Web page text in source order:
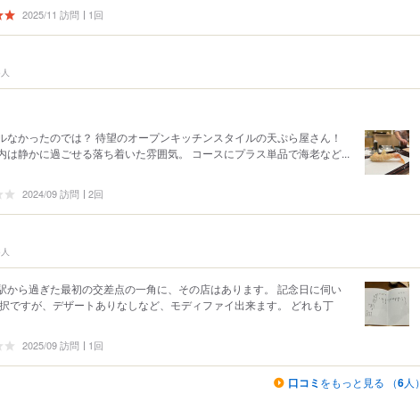
2025/11 訪問 1回
なかったのでは？ 待望のオープンキッチンスタイルの天ぷら屋さん！
は静かに過ごせる落ち着いた雰囲気。 コースにプラス単品で海老など...
2024/09 訪問 2回
から過ぎた最初の交差点の一角に、その店はあります。 記念日に伺い
ですが、デザートありなしなど、モディファイ出来ます。 どれも丁
2025/09 訪問 1回
口コミ をもっと見る （6人）